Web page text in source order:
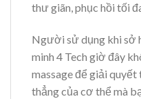
thư giãn, phục hồi tối
Người sử dụng khi sở
minh 4 Tech giờ đây
massage để giải
thẳng của cơ thể mà